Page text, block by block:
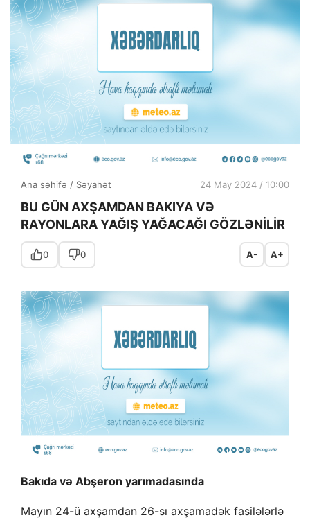
Ana səhifə / Səyahət 24 May 2024 / 10:00
BU GÜN AXŞAMDAN BAKIYA VƏ
RAYONLARA YAĞIŞ YAĞACAĞI GÖZLƏNİLİR
0 0 A- A+
Bakıda və Abşeron yarımadasında
Mayın 24-ü axşamdan 26-sı axşamadək fasilələrlə